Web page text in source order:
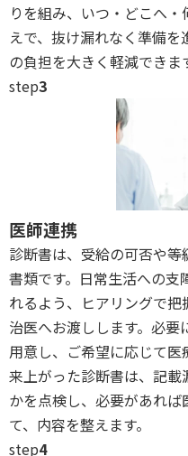
りを組み、いつ・どこへ
えで、抜け漏れなく準備
の負担を大きく軽減できま
step3
医師連携
診断書は、受給の可否や
書類です。日常生活への支
れるよう、ヒアリングで
治医へお渡しします。必
用意し、ご希望に応じて
来上がった診断書は、記
かを点検し、必要があれ
て、内容を整えます。
step4